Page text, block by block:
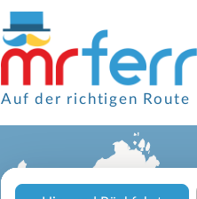
Auf der richtigen Route